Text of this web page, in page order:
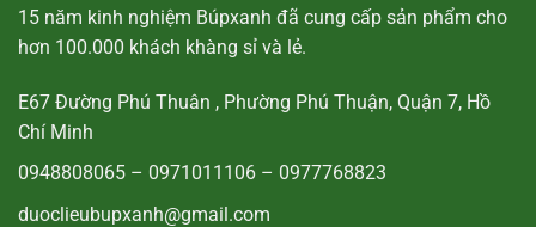
15 năm kinh nghiệm Búpxanh đã cung cấp sản phẩm cho
hơn 100.000 khách khàng sỉ và lẻ.
E67 Đường Phú Thuân , Phường Phú Thuận, Quận 7, Hồ
Chí Minh
0948808065 – 0971011106 – 0977768823
duoclieubupxanh@gmail.com